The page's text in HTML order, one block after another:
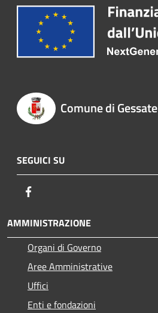
Comune di Gessate
SEGUICI SU
AMMINISTRAZIONE
Organi di Governo
Aree Amministrative
Uffici
Enti e fondazioni